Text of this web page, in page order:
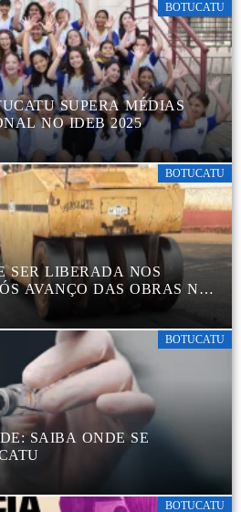
BOTUCATU
SUPERA MÉDIAS
NO IDEB 2025
BOTUCATU
SER LIBERADA NOS
AVANÇO DAS OBRAS NA
BOTUCATU
SAIBA ONDE SE
BOTUCATU